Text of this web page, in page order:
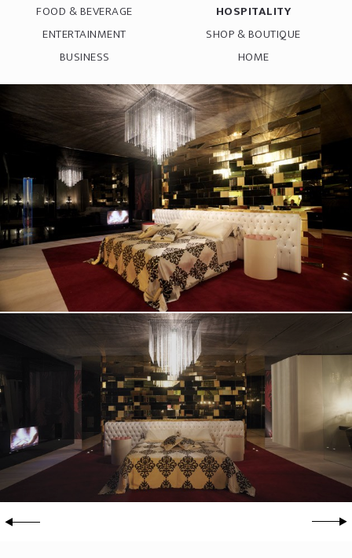
FOOD & BEVERAGE
HOSPITALITY
ENTERTAINMENT
SHOP & BOUTIQUE
BUSINESS
HOME